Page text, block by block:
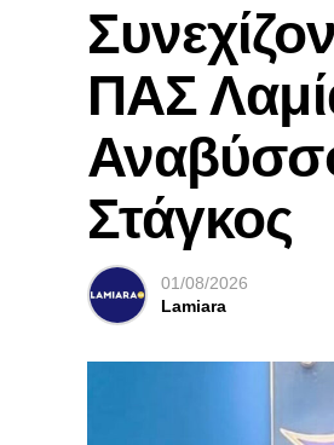
ΠΑΣ
Στάγκος
01/08/2026
Lamiara